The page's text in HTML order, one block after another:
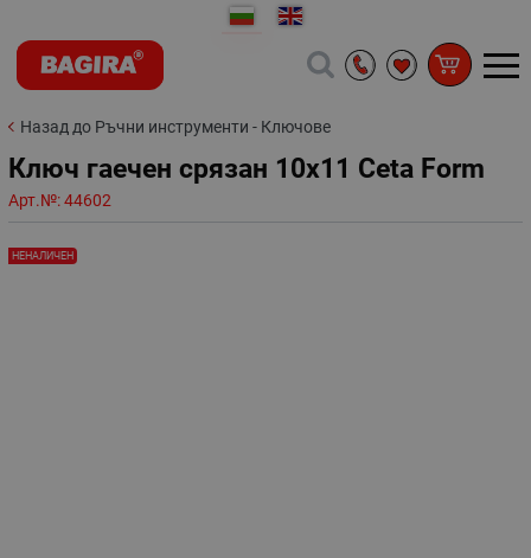
Назад до Ръчни инструменти - Ключове
Ключ гаечен срязан 10х11 Ceta Form
Арт.№:44602
НЕНАЛИЧЕН